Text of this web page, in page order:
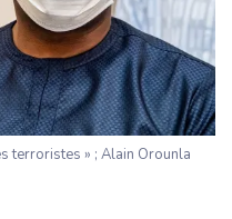
terroristes » ; Alain Orounla